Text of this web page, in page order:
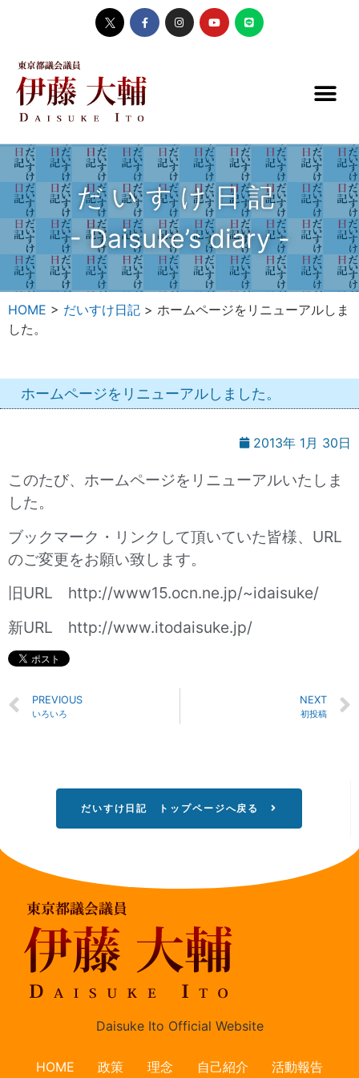
だいすけ日記
- Daisuke’s diary -
HOME > だいすけ日記 > ホームページをリニューアルしま
した。
ホームページをリニューアルしました。
2013年 1月 30日
このたび、ホームページをリニューアルいたしま
した。
ブックマーク・リンクして頂いていた皆様、URL
のご変更をお願い致します。
旧URL http://www15.ocn.ne.jp/~idaisuke/
新URL http://www.itodaisuke.jp/
PREVIOUS
いろいろ
NEXT
初投稿
だいすけ日記 トップページへ戻る
Daisuke Ito Official Website
HOME 政策 理念 自己紹介 活動報告